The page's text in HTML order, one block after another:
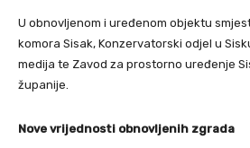
U obnovljenom i uređenom objektu
komora Sisak, Konzervatorski odjel u
medija te Zavod za prostorno uređenje
županije.
Nove vrijednosti obnovljenih zgrada